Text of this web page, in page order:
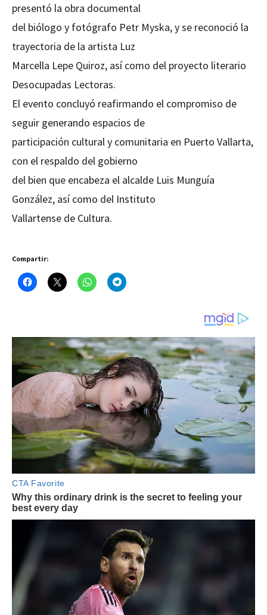
presentó la obra documental
del biólogo y fotógrafo Petr Myska, y se reconoció la
trayectoria de la artista Luz
Marcella Lepe Quiroz, así como del proyecto literario
Desocupadas Lectoras.
El evento concluyó reafirmando el compromiso de
seguir generando espacios de
participación cultural y comunitaria en Puerto Vallarta,
con el respaldo del gobierno
del bien que encabeza el alcalde Luis Munguía
González, así como del Instituto
Vallartense de Cultura.
Compartir: